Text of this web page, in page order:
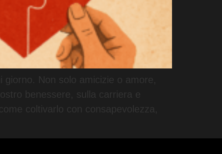
Non solo amicizie o amore,
benessere, sulla carriera e
coltivarlo con consapevolezza,